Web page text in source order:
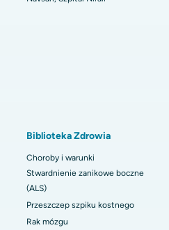
Biblioteka Zdrowia
Choroby i warunki
Stwardnienie zanikowe boczne
(ALS)
Przeszczep szpiku kostnego
Rak mózgu